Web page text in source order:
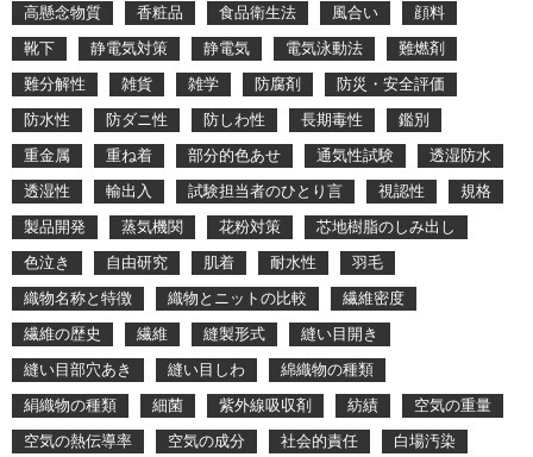
高懸念物質
香粧品 食品衛生法 風合い
顔料
靴下
静電気対策 静電気 電気泳動法
難燃剤
難分解性
雑貨 雑学 防腐剤
防災・安全評価
防水性
防ダニ性 防しわ性 長期毒性
鑑別
重金属
重ね着 部分的色あせ 通気性試験
透湿防水
透湿性
輸出入 試験担当者のひとり言 視認性
規格
製品開発
蒸気機関 花粉対策
芯地樹脂のしみ出し
色泣き
自由研究 肌着 耐水性
羽毛
織物名称と特徴
織物とニットの比較
繊維密度
繊維の歴史
繊維 縫製形式
縫い目開き
縫い目部穴あき
縫い目しわ
綿織物の種類
絹織物の種類
細菌 紫外線吸収剤 紡績
空気の重量
空気の熱伝導率
空気の成分 社会的責任
白場汚染